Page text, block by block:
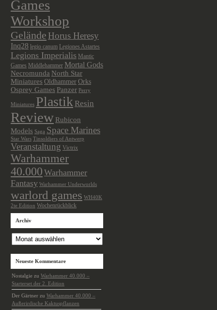
Games
Workshop
Gelände Horus Heresy
Inq28 legio canum Legiones Astartes
Legions Imperialis Mantic
Games Middlehammer Mortal Gods
Necromunda North Star
Miniatures Oldhammer Orks
Osprey Games Panzer Perry
Miniatures Plastik Resin
Review Rubicon
Models Saga Space Marines
Star Wars Tinsoldiers of Antwerp
Veranstaltung Victrix
Warhammer
40.000 Warhammer
Fantasy Warhammer Underworlds
warlord games WH40K
2te Edition Wochenrückblick
Archiv
Neueste Kommentare
Nostalgie zu Warhammer 40.000 –
Starterset der 2. Edition
Der Gärtner zu Warhammer 40.000 –
Außerirdische Kaktuspflanzen